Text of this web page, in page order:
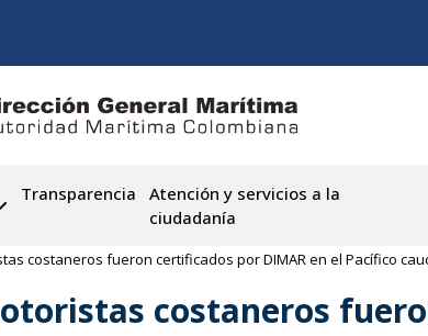
Transparencia
Atención y servicios a la
ciudadanía
costaneros fueron certificados por DIMAR en el Pacífico
costaneros